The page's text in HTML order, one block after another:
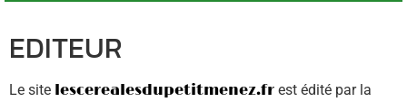
EDITEUR
Le site lescerealesdupetitmenez.fr est édité par la